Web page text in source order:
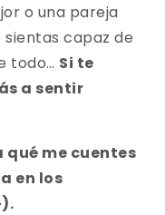
o una pareja
capaz de
todo… Si te
a sentir
qué me cuentes
en los